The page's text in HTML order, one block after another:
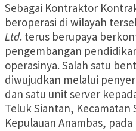
Sebagai Kontraktor
beroperasi di wilayah
Ltd. terus berupaya
pengembangan
operasinya. Salah satu
diwujudkan melalui
dan satu unit server
Teluk Siantan, Kecamatan
Kepulauan Anambas,